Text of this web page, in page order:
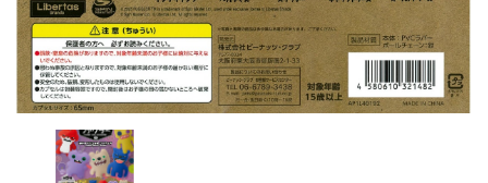
販促用カプセルトイ
よくあるご質問